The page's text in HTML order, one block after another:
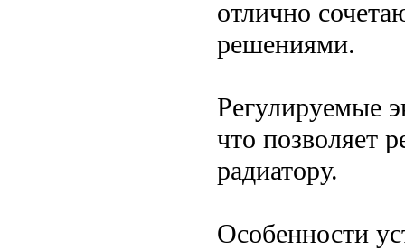
отлично
решениями.
Регулируемые
что позволяет
радиатору.
Особенности